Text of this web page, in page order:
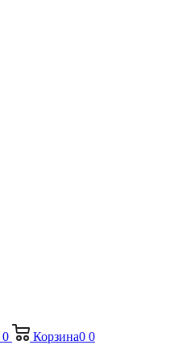
0 Корзина0 0